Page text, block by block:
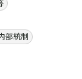
部統制